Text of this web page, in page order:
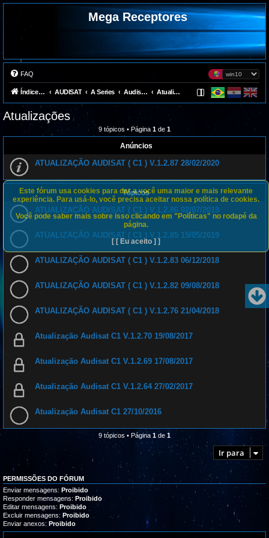
Mega Receptores
FAQ
Índice do fórum AUDISAT A Series Audisat C1 Atualizações
Atualizações
9 tópicos • Página 1 de 1
Anúncios
ATUALIZAÇÃO AUDISAT ( C1 ) V.1.2.87 28/02/2020
Tópicos
ATUALIZAÇÃO AUDISAT ( C1 ) V.1.2.86 02/07/2019
ATUALIZAÇÃO AUDISAT ( C1 ) V.1.2.85 15/05/2019
ATUALIZAÇÃO AUDISAT ( C1 ) V.1.2.83 06/12/2018
ATUALIZAÇÃO AUDISAT ( C1 ) V.1.2.82 09/08/2018
ATUALIZAÇÃO AUDISAT ( C1 ) V.1.2.76 21/04/2018
Atualização Audisat C1 V.1.2.70 19/08/2017
Atualização Audisat C1 V.1.2.69 17/08/2017
Atualização Audisat C1 V.1.2.64 27/02/2017
Atualização Audisat C1 27/10/2016
9 tópicos • Página 1 de 1
Ir para
PERMISSÕES DO FÓRUM
Enviar mensagens: Proibido
Responder mensagens: Proibido
Editar mensagens: Proibido
Excluir mensagens: Proibido
Enviar anexos: Proibido
Este fórum usa cookies para dar a você uma maior e mais relevante
experiência. Para usá-lo, você precisa aceitar nossa política de cookies.
Você pode saber mais sobre isso clicando em "Políticas" no rodapé da
página.
[ [ Eu aceito ] ]